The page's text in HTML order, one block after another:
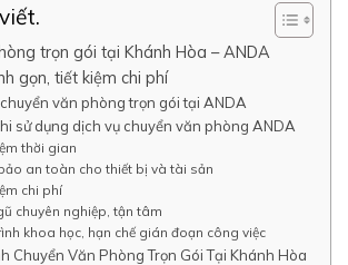
trọn gói tại Khánh Hòa – ANDA
gọn, tiết kiệm chi phí
văn phòng trọn gói tại ANDA
sử dụng dịch vụ chuyển văn phòng ANDA
thời gian
an toàn cho thiết bị và tài sản
chi phí
chuyên nghiệp, tận tâm
khoa học, hạn chế gián đoạn công việc
Chuyển Văn Phòng Trọn Gói Tại Khánh Hòa